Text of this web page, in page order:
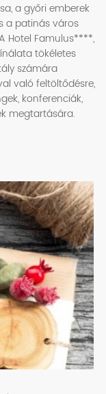
a győri emberek
a patinás város
Hotel Famulus****,
tökéletes
számára
való feltöltődésre,
konferenciák,
megtartására.